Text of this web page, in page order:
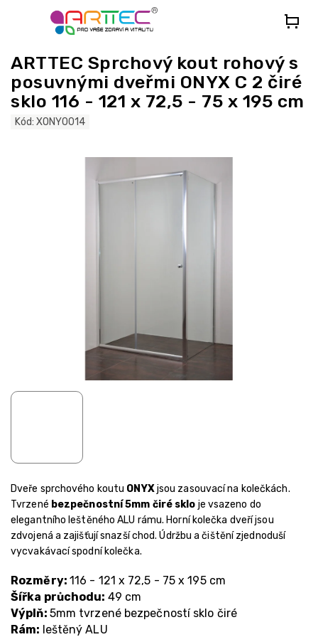
ARTTEC Sprchový kout rohový s
posuvnými dveřmi ONYX C 2 čiré
sklo 116 - 121 x 72,5 - 75 x 195 cm
Kód: XONY0014
Dveře sprchového koutu ONYXjsou zasouvací na kolečkách.
Tvrzené bezpečnostní 5mm čiré sklo je vsazeno do
elegantního leštěného ALU rámu. Horní kolečka dveří jsou
zdvojená a zajišťují snazší chod. Údržbu a čištění zjednoduší
vycvakávací spodní kolečka.
Rozměry: 116 - 121 x 72,5 - 75 x 195 cm
Šířka průchodu: 49 cm
Výplň: 5mm tvrzené bezpečností sklo čiré
Rám: leštěný ALU